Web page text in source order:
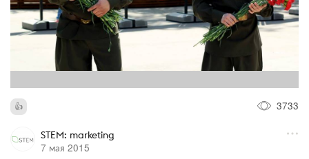
3733
STEM: marketing
7 мая 2015